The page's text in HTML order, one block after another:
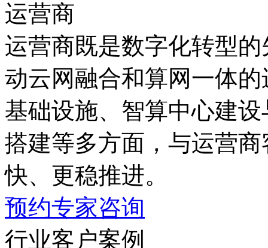
运营商
运营商既是数字化转型的
动云网融合和算网一体的
基础设施、智算中心建
搭建等多方面，与运营
快、更稳推进。
预约专家咨询
行业客户案例